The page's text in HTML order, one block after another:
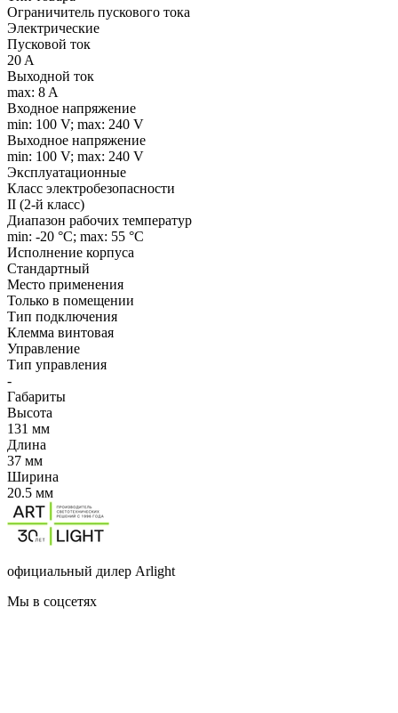
Ограничитель пускового тока
Электрические
Пусковой ток
20 A
Выходной ток
max: 8 A
Входное напряжение
min: 100 V; max: 240 V
Выходное напряжение
min: 100 V; max: 240 V
Эксплуатационные
Класс электробезопасности
II (2-й класс)
Диапазон рабочих температур
min: -20 °C; max: 55 °C
Исполнение корпуса
Стандартный
Место применения
Только в помещении
Тип подключения
Клемма винтовая
Управление
Тип управления
-
Габариты
Высота
131 мм
Длина
37 мм
Ширина
20.5 мм
официальный дилер Arlight
Мы в соцсетях